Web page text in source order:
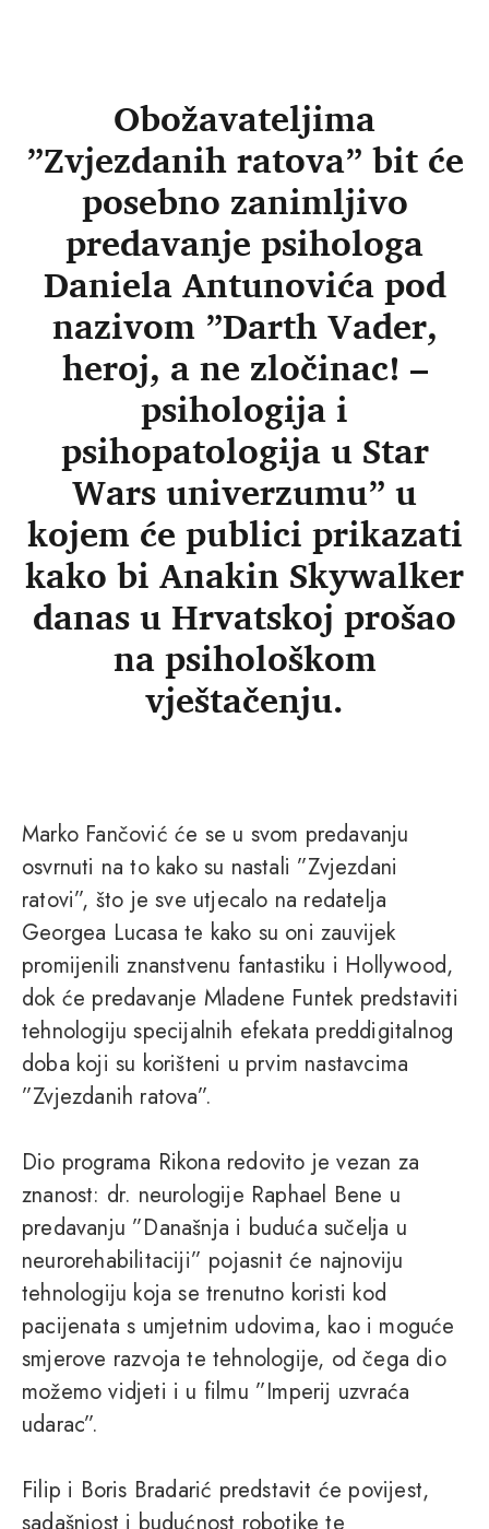
Obožavateljima
”Zvjezdanih ratova” bit će
posebno zanimljivo
predavanje psihologa
Daniela Antunovića pod
nazivom ”Darth Vader,
heroj, a ne zločinac! –
psihologija i
psihopatologija u Star
Wars univerzumu” u
kojem će publici prikazati
kako bi Anakin Skywalker
danas u Hrvatskoj prošao
na psihološkom
vještačenju.
Marko Fančović će se u svom predavanju
osvrnuti na to kako su nastali ”Zvjezdani
ratovi”, što je sve utjecalo na redatelja
Georgea Lucasa te kako su oni zauvijek
promijenili znanstvenu fantastiku i Hollywood,
dok će predavanje Mladene Funtek predstaviti
tehnologiju specijalnih efekata preddigitalnog
doba koji su korišteni u prvim nastavcima
”Zvjezdanih ratova”.
Dio programa Rikona redovito je vezan za
znanost: dr. neurologije Raphael Bene u
predavanju ”Današnja i buduća sučelja u
neurorehabilitaciji” pojasnit će najnoviju
tehnologiju koja se trenutno koristi kod
pacijenata s umjetnim udovima, kao i moguće
smjerove razvoja te tehnologije, od čega dio
možemo vidjeti i u filmu ”Imperij uzvraća
udarac”.
Filip i Boris Bradarić predstavit će povijest,